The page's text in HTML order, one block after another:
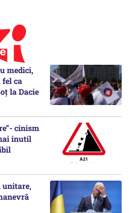
medici,
ca
la Dacie
cinism
inutil
unitare,